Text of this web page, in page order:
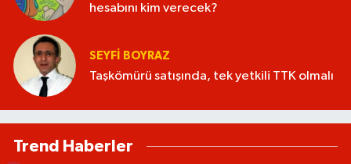
hesabını kim verecek?
SEYFI BOYRAZ
Taşkömürü satışında, tek yetkili TTK olmalı
Trend Haberler